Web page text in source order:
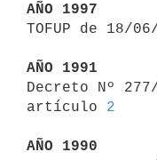
AÑO 1997
TOFUP de 18/
AÑO 1991
Decreto Nº
artículo 2
AÑO 1990